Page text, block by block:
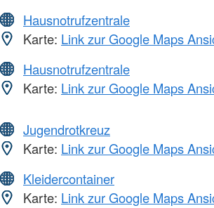
Hausnotrufzentrale
Karte: Link zur Google Maps
Hausnotrufzentrale
Karte: Link zur Google Maps
Jugendrotkreuz
Karte: Link zur Google Maps
Kleidercontainer
Karte: Link zur Google Maps